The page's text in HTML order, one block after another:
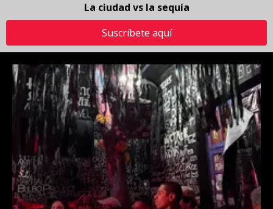
La ciudad vs la sequía
Suscríbete aquí